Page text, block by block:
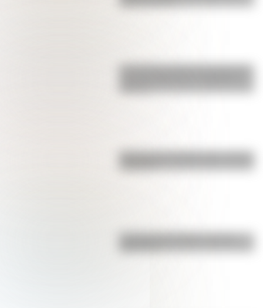
Los poderes del Estado Argentino
Judicial
Bandera de Colombia para colorear